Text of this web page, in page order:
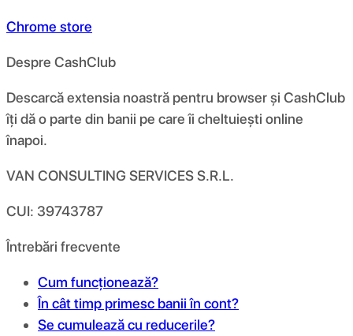
Chrome store
Despre CashClub
Descarcă extensia noastră pentru browser și CashClub
îți dă o parte din banii pe care îi cheltuiești online
înapoi.
VAN CONSULTING SERVICES S.R.L.
CUI: 39743787
Întrebări frecvente
Cum funcționează?
În cât timp primesc banii în cont?
Se cumulează cu reducerile?